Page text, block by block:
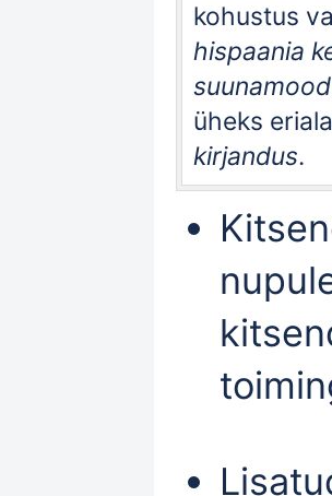
kohustus
hispaania
üheks
kirjandus.